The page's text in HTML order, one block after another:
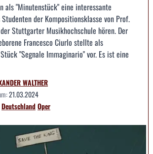
als "Minutenstück" eine interessante
der Kompositionsklasse von Prof.
Stuttgarter Musikhochschule hören. Der
Francesco Ciurlo stellte als
"Segnale Immaginario" vor. Es ist eine
WALTHER
21.03.2024
DeutschlandOper